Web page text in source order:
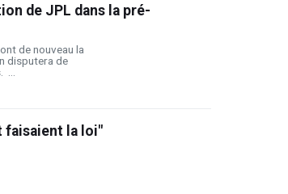
de JPL dans la pré-
de nouveau la
disputera de
faisaient la loi"